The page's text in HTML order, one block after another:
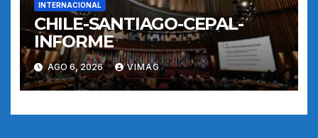
INTERNACIONAL
CHILE-SANTIAGO-CEPAL-
INFORME
AGO 6, 2026 VIMAG